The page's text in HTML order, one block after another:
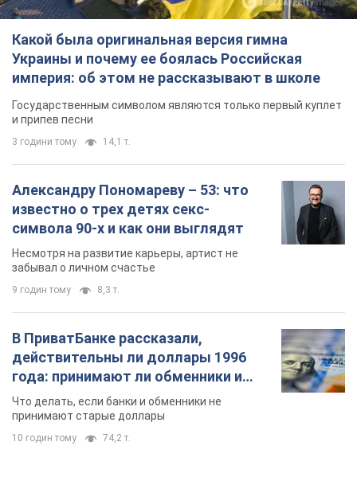
Какой была оригинальная версия гимна
Украины и почему ее боялась Российская
империя: об этом не рассказывают в школе
Государственным символом являются только первый куплет
и припев песни
3 години тому 14,1 т.
Александру Пономареву – 53: что
известно о трех детях секс-
символа 90-х и как они выглядят
Несмотря на развитие карьеры, артист не
забывал о личном счастье
9 годин тому 8,3 т.
В ПриватБанке рассказали,
действительны ли доллары 1996
года: принимают ли обменники и
банки такие купюры
Что делать, если банки и обменники не
принимают старые доллары
10 годин тому 74,2 т.